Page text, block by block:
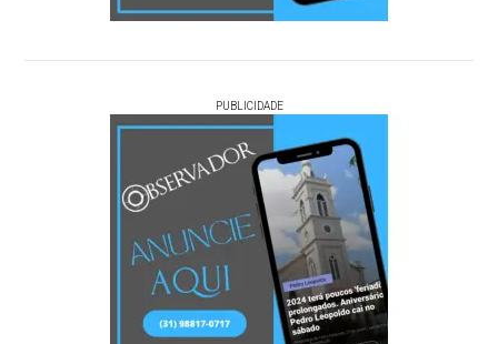
PUBLICIDADE